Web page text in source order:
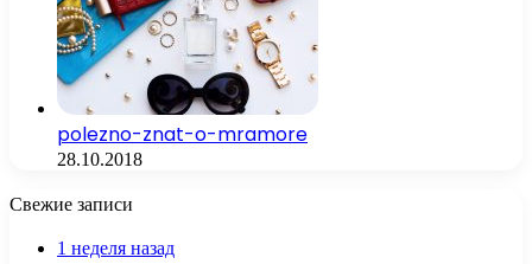
polezno-znat-o-mramore
28.10.2018
Свежие записи
1 неделя назад